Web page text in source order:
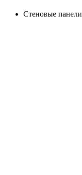
Стеновые панели